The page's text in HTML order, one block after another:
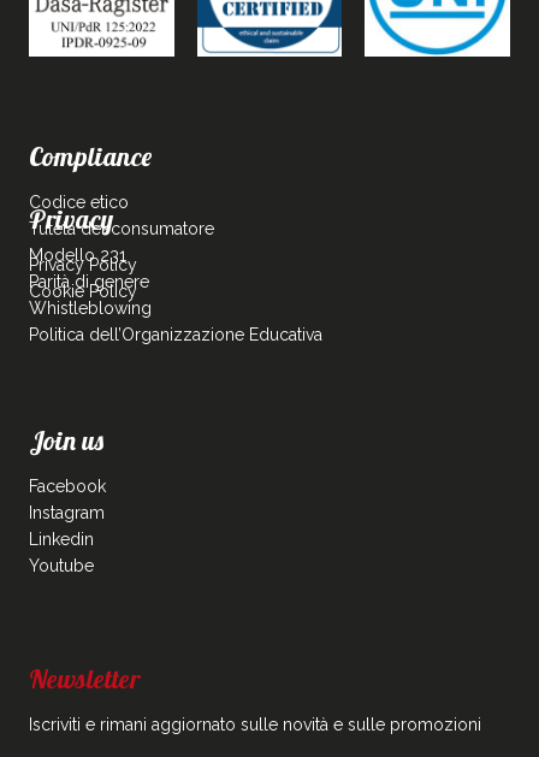
Compliance
Codice etico
Tutela del consumatore
Modello 231
Parità di genere
Whistleblowing
Politica dell’Organizzazione Educativa
Privacy
Privacy Policy
Cookie Policy
Join us
Facebook
Instagram
Linkedin
Youtube
Newsletter
Iscriviti e rimani aggiornato sulle novità e sulle promozioni